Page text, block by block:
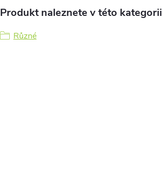
Produkt naleznete v této kategorii
Různé